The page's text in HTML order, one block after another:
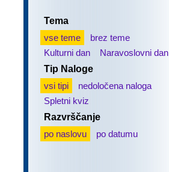
Tema
vse teme
brez teme
Kulturni dan
Naravoslovni dan
Tip Naloge
vsi tipi
nedoločena naloga
Spletni kviz
Razvrščanje
po naslovu
po datumu